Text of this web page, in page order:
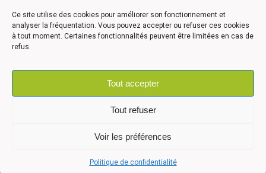
Ce site utilise des cookies pour améliorer son fonctionnement et
analyser la fréquentation. Vous pouvez accepter ou refuser ces cookies
à tout moment. Certaines fonctionnalités peuvent être limitées en cas de
refus.
Tout accepter
Tout refuser
Voir les préférences
Politique de confidentialité
Pays Barrois
d'accessibilité